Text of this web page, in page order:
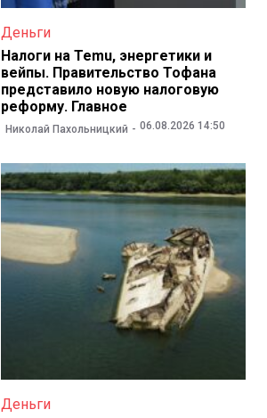
Деньги
Налоги на Temu, энергетики и
вейпы. Правительство Тофана
представило новую налоговую
реформу. Главное
Николай Пахольницкий 06.08.2026 14:50
Деньги